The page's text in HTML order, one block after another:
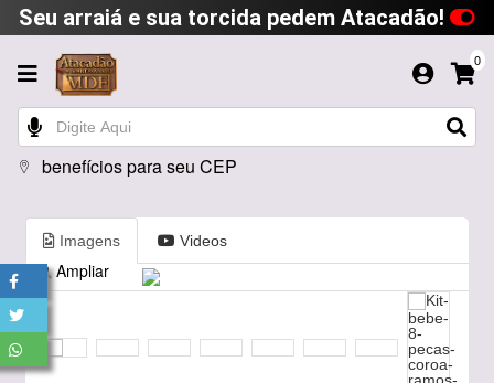
Seu arraiá e sua torcida pedem Atacadão!
0
benefícios para seu CEP
Imagens Videos
Ampliar